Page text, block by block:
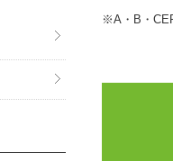
※A・B・